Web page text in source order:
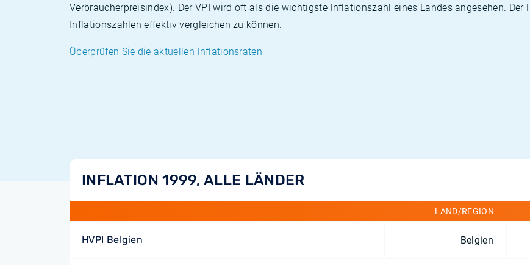
Verbraucherpreisindex). Der VPI wird oft als die wichtigste Inflationszahl eines Landes angesehen.
Inflationszahlen effektiv vergleichen zu können.
Überprüfen Sie die aktuellen Inflationsraten
INFLATION 1999, ALLE LÄNDER
LAND/REGION
HVPI Belgien Belgien